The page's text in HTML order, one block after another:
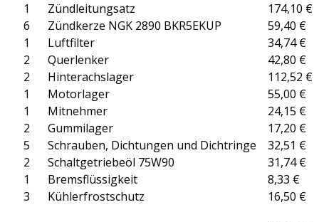
1
Zündleitungsatz
174,10 €
6
Zündkerze NGK 2890 BKR5EKUP
59,40 €
1
Luftfilter
34,74 €
2
Querlenker
42,80 €
2
Hinterachslager
112,52 €
1
Motorlager
55,00 €
1
Mitnehmer
24,15 €
2
Gummilager
17,20 €
5
Schrauben, Dichtungen und Dichtringe
32,51 €
2
Schaltgetriebeöl 75W90
31,74 €
1
Bremsflüssigkeit
8,33 €
3
Kühlerfrostschutz 16,50 €